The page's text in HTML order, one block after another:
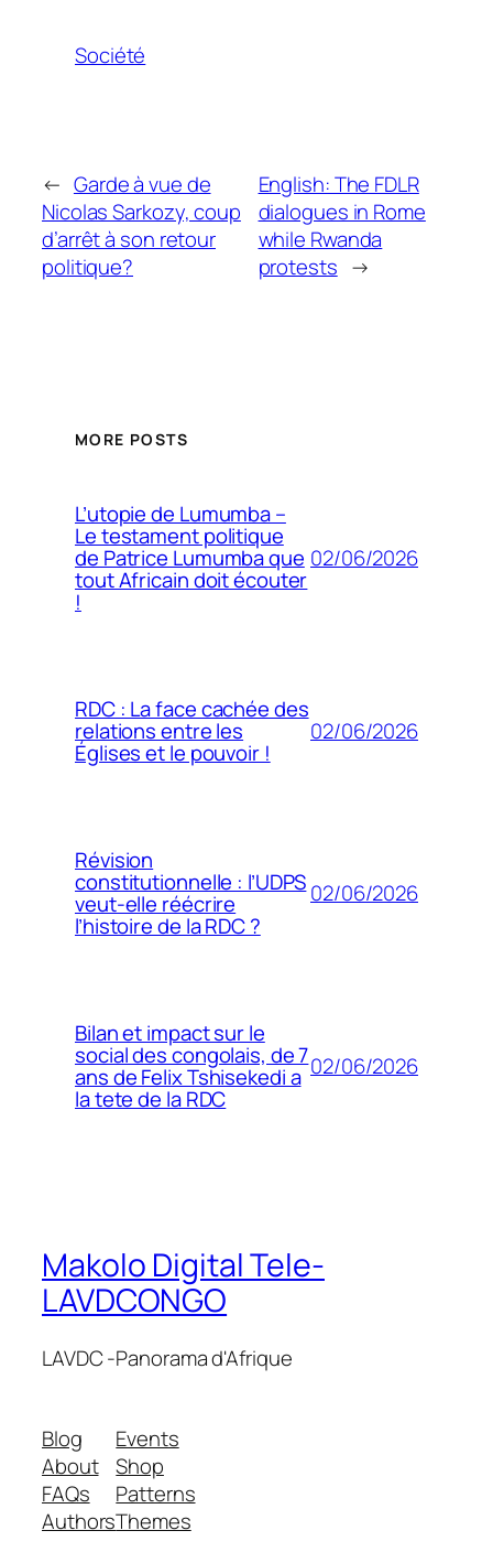
Société
← Garde à vue de
Nicolas Sarkozy, coup
d’arrêt à son retour
politique?
English: The FDLR
dialogues in Rome
while Rwanda
protests →
MORE POSTS
L’utopie de Lumumba –
Le testament politique
de Patrice Lumumba que
tout Africain doit écouter
!
02/06/2026
RDC : La face cachée des
relations entre les
Églises et le pouvoir !
02/06/2026
Révision
constitutionnelle : l’UDPS
veut-elle réécrire
l’histoire de la RDC ?
02/06/2026
Bilan et impact sur le
social des congolais, de 7
ans de Felix Tshisekedi a
la tete de la RDC
02/06/2026
Makolo Digital Tele-
LAVDCONGO
LAVDC -Panorama d'Afrique
Blog
About
FAQs
Authors
Events
Shop
Patterns
Themes